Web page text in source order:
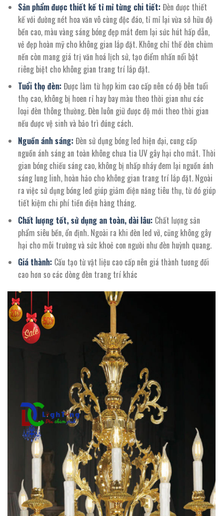
Sản phẩm được thiết kế tỉ mỉ từng chi tiết: Đèn được thiết
kế với đường nét hoa văn vô cùng độc đáo, tỉ mỉ lại vừa sở hữu độ
bền cao, màu vàng sáng bóng đẹp mắt đem lại sức hút hấp dẫn,
vẻ đẹp hoàn mỹ cho không gian lắp đặt. Không chỉ thế đèn chùm
nến còn mang giá trị văn hoá lịch sử, tạo điểm nhấn nổi bật
riêng biệt cho không gian trang trí lắp đặt.
Tuổi thọ đèn: Được làm từ hợp kim cao cấp nên có độ bên tuổi
thọ cao, không bị hoen rỉ hay bay màu theo thời gian như các
loại đèn thông thường. Đèn luôn giữ được độ mới theo thời gian
nếu được vệ sinh và bảo trì đúng cách.
Nguồn ánh sáng: Đèn sử dụng bóng led hiện đại, cung cấp
nguồn ánh sáng an toàn không chưa tia UV gây hại cho mắt. Thời
gian bóng chiếu sáng cao, không bị nhấp nháy đem lại nguồn ánh
sáng lung linh, hoàn hảo cho không gian trang trí lắp đặt. Ngoài
ra việc sử dụng bóng led giúp giảm điện năng tiêu thụ, từ đó giúp
tiết kiệm chi phí tiền điện hàng tháng.
Chất lượng tốt, sử dụng an toàn, dài lâu: Chất lượng sản
phẩm siêu bền, ổn định. Ngoài ra khi đèn led vỡ, cũng không gây
hại cho môi trường và sức khoẻ con người như đèn huỳnh quang.
Giá thành: Cấu tạo từ vật liệu cao cấp nên giá thành tương đối
cao hơn so các dòng đèn trang trí khác